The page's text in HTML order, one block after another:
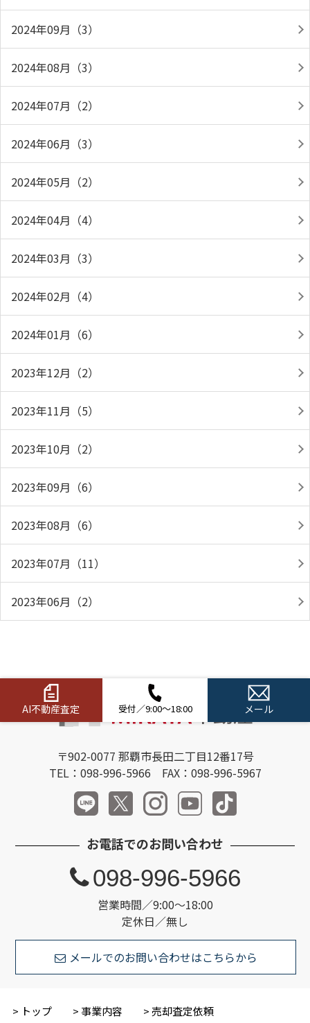
2024年09月（3）
2024年08月（3）
2024年07月（2）
2024年06月（3）
2024年05月（2）
2024年04月（4）
2024年03月（3）
2024年02月（4）
2024年01月（6）
2023年12月（2）
2023年11月（5）
2023年10月（2）
2023年09月（6）
2023年08月（6）
2023年07月（11）
2023年06月（2）
AI不動産査定 受付／9:00～18:00 メール
〒902-0077 那覇市長田二丁目12番17号
TEL：098-996-5966 FAX：098-996-5967
お電話でのお問い合わせ
営業時間／9:00～18:00
定休日／無し
098-996-5966
メールでのお問い合わせはこちらから
トップ 事業内容
売却査定依頼